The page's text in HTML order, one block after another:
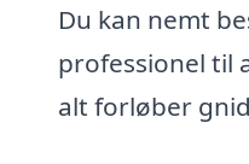
Du kan nemt
professionel til
alt forløber